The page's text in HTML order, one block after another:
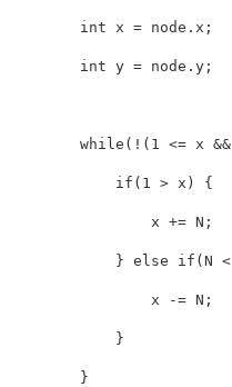
int x = node . x ;
int y = node . y ;
while ( ! ( 1 <= x &&
if ( 1 > x ) {
                x
+= N ;
} else if (N <
                x
-= N ;
}
}